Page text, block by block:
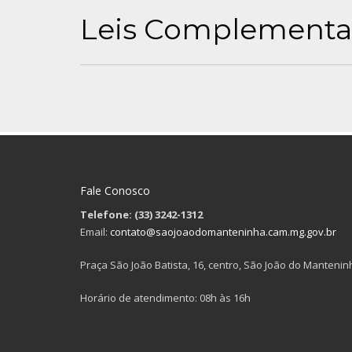
Leis
Fale Conosco
Telefone: (33) 3242-1312
Email: contato@saojoaodomanteninha.cam.mg.gov.br
Praça São João Batista, 16, centro, São João do
Horário de atendimento: 08h às 16h